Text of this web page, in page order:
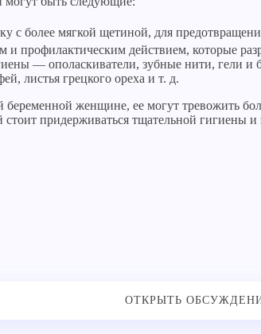
с более мягкой щетиной, для
и профилактическим действием, которые
— ополаскиватели, зубные нити, гели
листья грецкого ореха и т. д.
женщине, ее могут тревожить
придерживаться тщательной гигиены